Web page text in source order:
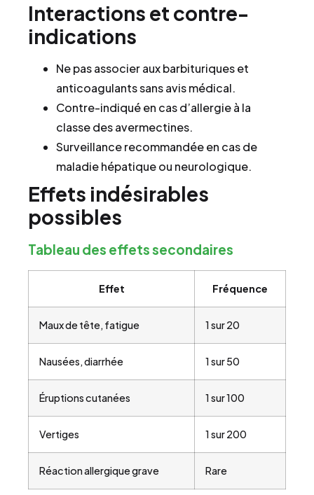
Interactions et contre-
indications
Ne pas associer aux barbituriques et
anticoagulants sans avis médical.
Contre-indiqué en cas d’allergie à la
classe des avermectines.
Surveillance recommandée en cas de
maladie hépatique ou neurologique.
Effets indésirables
possibles
Tableau des effets secondaires
Effet Fréquence
Maux de tête, fatigue 1 sur 20
Nausées, diarrhée 1 sur 50
Éruptions cutanées 1 sur 100
Vertiges 1 sur 200
Réaction allergique grave Rare